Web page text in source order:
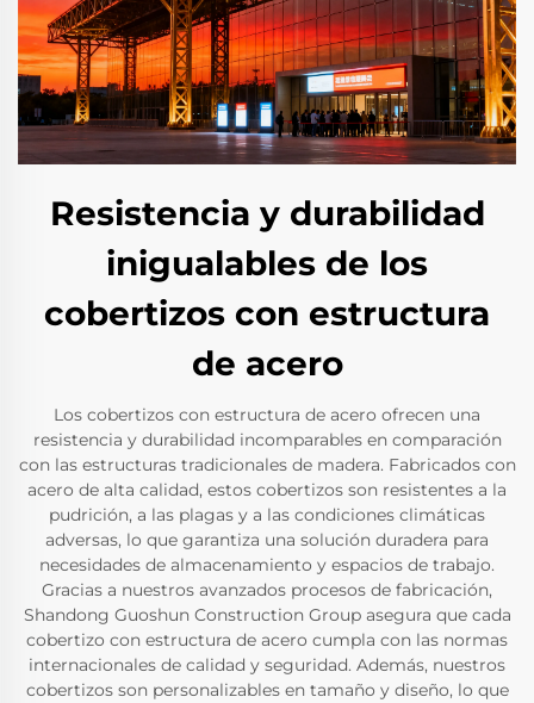
Resistencia y durabilidad
inigualables de los
cobertizos con estructura
de acero
Los cobertizos con estructura de acero ofrecen una
resistencia y durabilidad incomparables en comparación
con las estructuras tradicionales de madera. Fabricados con
acero de alta calidad, estos cobertizos son resistentes a la
pudrición, a las plagas y a las condiciones climáticas
adversas, lo que garantiza una solución duradera para
necesidades de almacenamiento y espacios de trabajo.
Gracias a nuestros avanzados procesos de fabricación,
Shandong Guoshun Construction Group asegura que cada
cobertizo con estructura de acero cumpla con las normas
internacionales de calidad y seguridad. Además, nuestros
cobertizos son personalizables en tamaño y diseño, lo que